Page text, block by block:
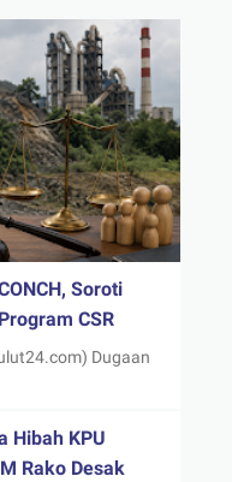
Soroti
CSR
Dugaan
Hibah KPU
Rako Desak